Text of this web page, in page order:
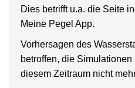
Dies betrifft u.a. die Seite
Meine Pegel App.
Vorhersagen des
betroffen, die
diesem Zeitraum nicht